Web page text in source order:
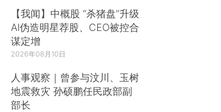
【我闻】中概股 “杀猪盘”升级
AI伪造明星荐股、CEO被控合
谋定增
2026年08月10日
人事观察｜曾参与汶川、玉树
地震救灾 孙硕鹏任民政部副
部长